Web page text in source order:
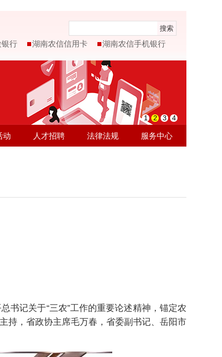
搜索
行 湖南农信信用卡 湖南农信手机银行
1 2 3 4
动 人才招聘 法律法规 服务中心
记关于“三农”工作的重要论述精神，锚定农
持，省政协主席毛万春，省委副书记、岳阳市